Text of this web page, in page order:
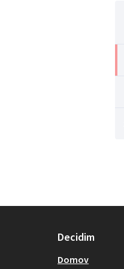
Decidim
Domov